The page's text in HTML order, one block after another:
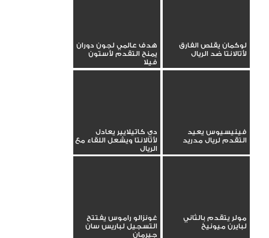
لوكمان يقلص الفارق
لأتالانتا ضد الريال
هدف عالمي لجون دوران
يمنح التقدم لأستون
فيلا
فينيسيوس يعيد
التقدم لريال مدريد
دي كاتيلايير يعادل
لأتالانتا ويشعل اللقاء مع
الريال
مولر يتقدم بالثاني
لبايرن ميونيخ
غونزالو راموس يفتتح
التسجيل لباريس سان
جيرمان